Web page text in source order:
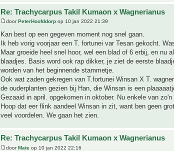
Re: Trachycarpus Takil Kumaon x Wagnerianus
doorPeterHoofddorp op 10 jan 2022 21:39
Kan best op een gegeven moment nog snel gaan.
Ik heb vorig voorjaar een T. fortunei var Tesan gekocht.
Maar groeide heel snel hoor, wel een blad of 6 erbij, en nu
blaadjes. Basis word ook rap dikker, je ziet de eerste
worden van het beginnende stammetje.
Ook wat zaden gekregen van T.fortunei Winsan X T.
de ouderplanten gezien bij Han, die Winsan is een
Gezaaid in april. opgekomen in oktober. Nu enkele van
Hoop dat eer flink aandeel Winsan in zit, want ben geen
veel voordelen. We gaan het zien.
Re: Trachycarpus Takil Kumaon x Wagnerianus
doorMate op 10 jan 2022 22:16